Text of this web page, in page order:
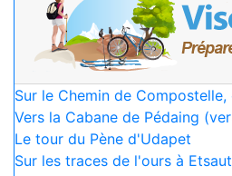
Sur le Chemin de
Vers la Cabane de Pédaing
Le tour du Pène d'Udapet
Sur les traces de l'ours à Etsaut